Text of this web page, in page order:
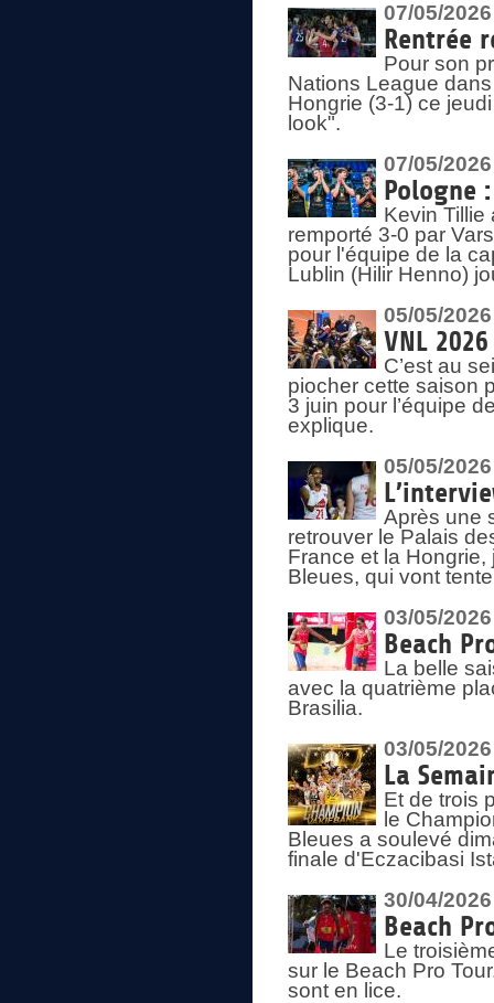
07/05/2026
Rentrée
Pour son
Nations League
Hongrie (3-1) ce
look".
07/05/2026
Pologne
Kevin Tillie
remporté 3-0 par
pour l'équipe de la
Lublin (Hilir Henno)
05/05/2026
VNL
C’est au
piocher cette saison
3 juin pour l’équipe
explique.
05/05/2026
Après une
retrouver le Palais
France et la Hongrie,
Bleues, qui vont
03/05/2026
Beach
La belle
avec la quatrième
Brasilia.
03/05/2026
La
Et de trois
le
Bleues a soulevé
finale d'Eczacibasi
30/04/2026
Beach
Le
sur le Beach Pro
sont en lice.